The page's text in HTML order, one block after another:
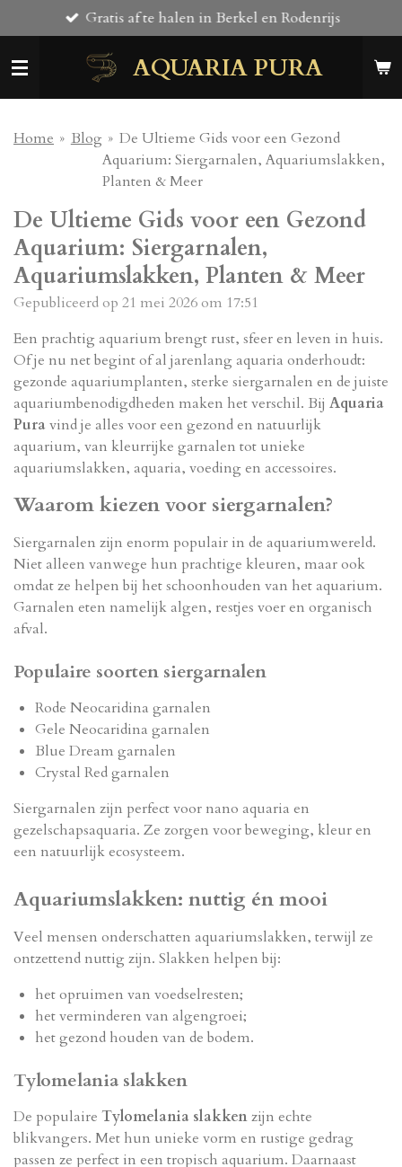
direct
naar
AQUARIA PURA
Gratis af te halen in Berkel en Rodenrijs
Home » Blog » De Ultieme Gids voor een Gezond
Aquarium: Siergarnalen, Aquariumslakken,
Planten & Meer
De Ultieme Gids voor een Gezond
Aquarium: Siergarnalen,
Aquariumslakken, Planten & Meer
Gepubliceerd op 21 mei 2026 om 17:51
Een prachtig aquarium brengt rust, sfeer en leven in huis.
Of je nu net begint of al jarenlang aquaria onderhoudt:
gezonde aquariumplanten, sterke siergarnalen en de juiste
aquariumbenodigdheden maken het verschil. Bij Aquaria
Puravind je alles voor een gezond en natuurlijk
aquarium, van kleurrijke garnalen tot unieke
aquariumslakken, aquaria, voeding en accessoires.
Waarom kiezen voor siergarnalen?
Siergarnalen zijn enorm populair in de aquariumwereld.
Niet alleen vanwege hun prachtige kleuren, maar ook
omdat ze helpen bij het schoonhouden van het aquarium.
Garnalen eten namelijk algen, restjes voer en organisch
afval.
Populaire soorten siergarnalen
Rode Neocaridina garnalen
Gele Neocaridina garnalen
Blue Dream garnalen
Crystal Red garnalen
Siergarnalen zijn perfect voor nano aquaria en
gezelschapsaquaria. Ze zorgen voor beweging, kleur en
een natuurlijk ecosysteem.
Aquariumslakken: nuttig én mooi
Veel mensen onderschatten aquariumslakken, terwijl ze
ontzettend nuttig zijn. Slakken helpen bij:
het opruimen van voedselresten;
het verminderen van algengroei;
het gezond houden van de bodem.
Tylomelania slakken
De populaire Tylomelania slakkenzijn echte
blikvangers. Met hun unieke vorm en rustige gedrag
passen ze perfect in een tropisch aquarium. Daarnaast